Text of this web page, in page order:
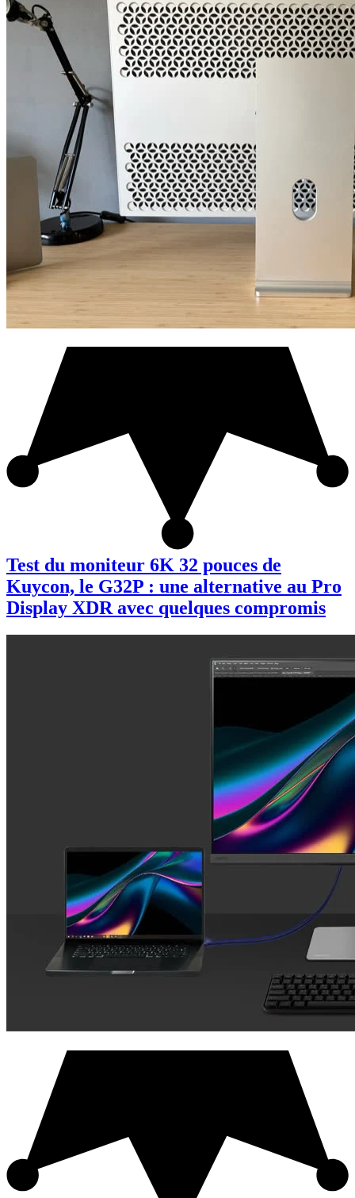
Test du moniteur 6K 32 pouces de
Kuycon, le G32P : une alternative au Pro
Display XDR avec quelques compromis